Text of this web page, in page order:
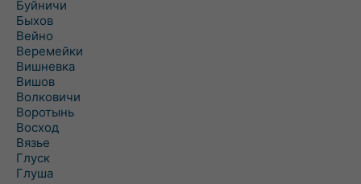
Буйничи
Быхов
Вейно
Веремейки
Вишневка
Вишов
Волковичи
Воротынь
Восход
Вязье
Глуск
Глуша